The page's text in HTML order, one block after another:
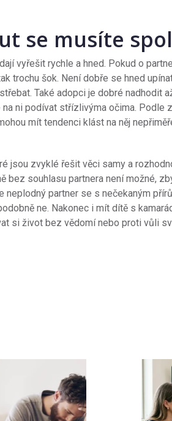
se musíte
vyřešit rychle a hned. Pokud o
trochu šok. Není dobře se hned
Také adopci je dobré nadhodit
ni podívat střízlivýma očima. Podle
mít tendenci klást na něj
jsou zvyklé řešit věci samy a
bez souhlasu partnera není možné,
neplodný partner se s nečekaným
ne. Nakonec i mít dítě s
si život bez vědomí nebo proti vůli